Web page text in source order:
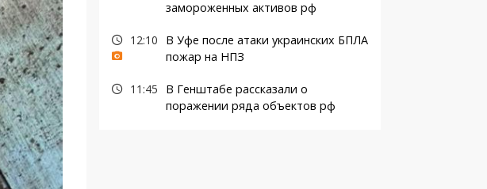
замороженных активов рф
12:10
В Уфе после атаки украинских БПЛА
пожар на НПЗ
11:45
В Генштабе рассказали о
поражении ряда объектов рф